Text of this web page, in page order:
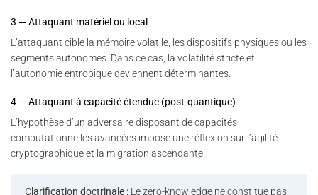
3 — Attaquant matériel ou local
L’attaquant cible la mémoire volatile, les dispositifs physiques ou les
segments autonomes. Dans ce cas, la volatilité stricte et
l’autonomie entropique deviennent déterminantes.
4 — Attaquant à capacité étendue (post-quantique)
L’hypothèse d’un adversaire disposant de capacités
computationnelles avancées impose une réflexion sur l’agilité
cryptographique et la migration ascendante.
Clarification doctrinale : Le zero-knowledge ne constitue pas